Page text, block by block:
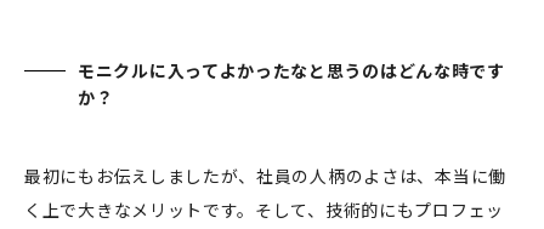
モニクルに入ってよかったなと思うのはどんな時です
か？
最初にもお伝えしましたが、社員の人柄のよさは、本当に働
く上で大きなメリットです。そして、技術的にもプロフェッ